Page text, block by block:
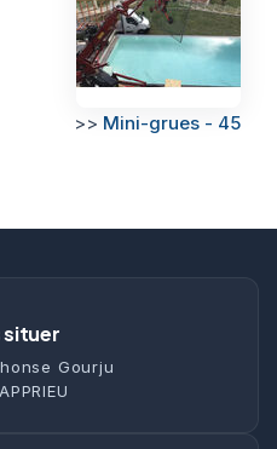
>> Mini-grues - 45
situer
Gourju